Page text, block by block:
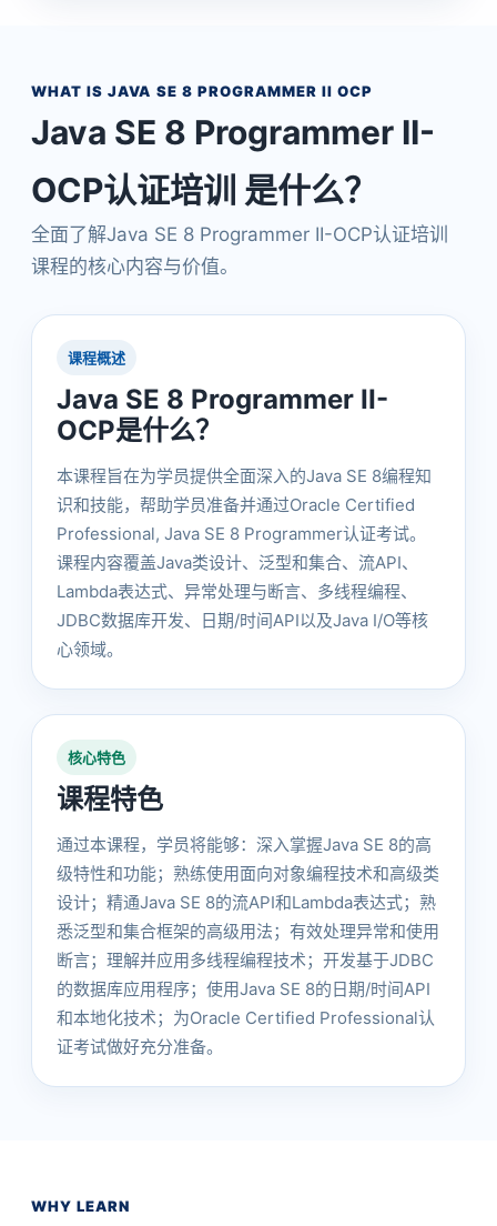
WHAT IS JAVA SE 8 PROGRAMMER II OCP
Java SE 8 Programmer II-
OCP认证培训 是什么？
全面了解Java SE 8 Programmer II-OCP认证培训
课程的核心内容与价值。
课程概述
Java SE 8 Programmer II-
OCP是什么？
本课程旨在为学员提供全面深入的Java SE 8编程知
识和技能，帮助学员准备并通过Oracle Certified
Professional, Java SE 8 Programmer认证考试。
课程内容覆盖Java类设计、泛型和集合、流API、
Lambda表达式、异常处理与断言、多线程编程、
JDBC数据库开发、日期/时间API以及Java I/O等核
心领域。
核心特色
课程特色
通过本课程，学员将能够：深入掌握Java SE 8的高
级特性和功能；熟练使用面向对象编程技术和高级类
设计；精通Java SE 8的流API和Lambda表达式；熟
悉泛型和集合框架的高级用法；有效处理异常和使用
断言；理解并应用多线程编程技术；开发基于JDBC
的数据库应用程序；使用Java SE 8的日期/时间API
和本地化技术；为Oracle Certified Professional认
证考试做好充分准备。
WHY LEARN